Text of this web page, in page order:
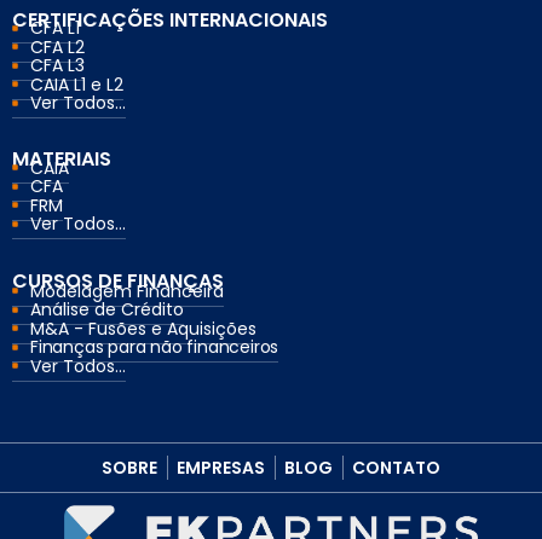
CERTIFICAÇÕES INTERNACIONAIS
CFA L1
CFA L2
CFA L3
CAIA L1 e L2
Ver Todos...
MATERIAIS
CAIA
CFA
FRM
Ver Todos...
CURSOS DE FINANÇAS
Modelagem Financeira
Análise de Crédito
M&A - Fusões e Aquisições
Finanças para não financeiros
Ver Todos...
SOBRE EMPRESAS BLOG CONTATO